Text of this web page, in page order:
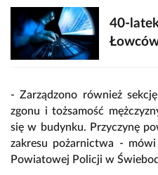
40-
- Zarządzono również
zgonu i tożsamość
się w budynku. Przyczynę
zakresu pożarnictwa -
Powiatowej Policji w